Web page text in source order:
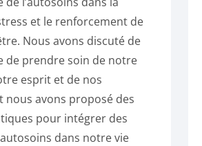
et le renforcement de
Nous avons discuté de
de prendre soin de notre
esprit et de nos
nous avons proposé des
pour intégrer des
dans notre vie